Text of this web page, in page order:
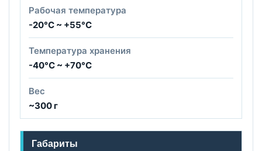
Рабочая температура
-20°C ~ +55°C
Температура хранения
-40°C ~ +70°C
Вес
~300 г
Габариты